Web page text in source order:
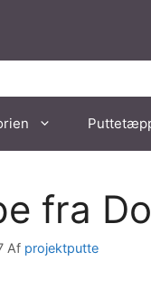
fra
Af projektputte